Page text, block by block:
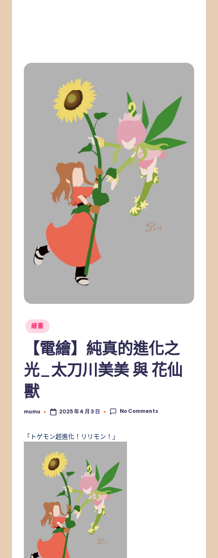
Posted
in
繪畫
【電繪】純真的進化之
光_太刀川美美 與 花仙
獸
Posted
mumu 2025 年 4 月 3 日 No Comments
「トゲモン超進化！リリモン！」